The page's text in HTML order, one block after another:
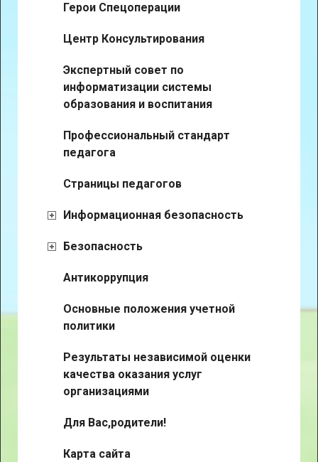
Герои Спецоперации
Центр Консультирования
Экспертный совет по
информатизации системы
образования и воспитания
Профессиональный стандарт
педагога
Страницы педагогов
Информационная безопасность
Безопасность
Антикоррупция
Основные положения учетной
политики
Результаты независимой оценки
качества оказания услуг
организациями
Для Вас,родители!
Карта сайта